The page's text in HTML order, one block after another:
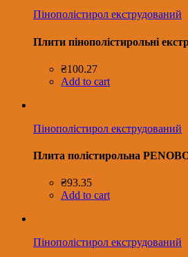
Пінополістирол екструдований
Плити пінополістирольні
₴100.27
Add to cart
Пінополістирол екструдований
Плита полістирольна
₴93.35
Add to cart
Пінополістирол екструдований